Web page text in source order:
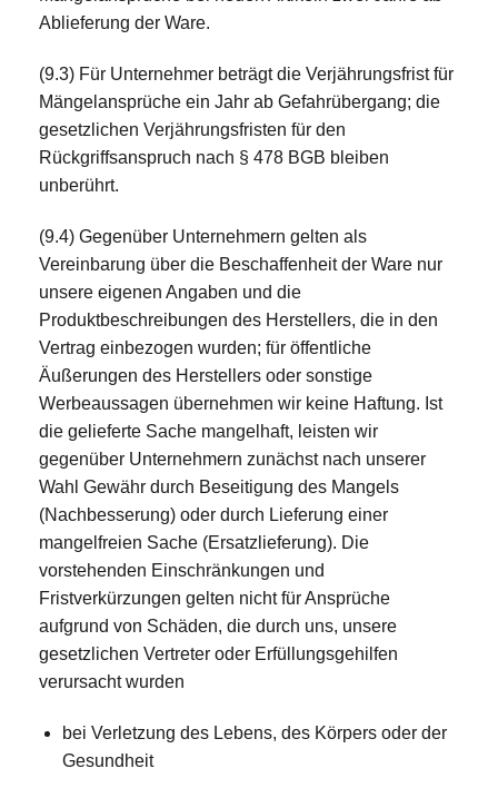
Ablieferung der Ware.
(9.3) Für Unternehmer beträgt die Verjährungsfrist für
Mängelansprüche ein Jahr ab Gefahrübergang; die
gesetzlichen Verjährungsfristen für den
Rückgriffsanspruch nach § 478 BGB bleiben
unberührt.
(9.4) Gegenüber Unternehmern gelten als
Vereinbarung über die Beschaffenheit der Ware nur
unsere eigenen Angaben und die
Produktbeschreibungen des Herstellers, die in den
Vertrag einbezogen wurden; für öffentliche
Äußerungen des Herstellers oder sonstige
Werbeaussagen übernehmen wir keine Haftung. Ist
die gelieferte Sache mangelhaft, leisten wir
gegenüber Unternehmern zunächst nach unserer
Wahl Gewähr durch Beseitigung des Mangels
(Nachbesserung) oder durch Lieferung einer
mangelfreien Sache (Ersatzlieferung). Die
vorstehenden Einschränkungen und
Fristverkürzungen gelten nicht für Ansprüche
aufgrund von Schäden, die durch uns, unsere
gesetzlichen Vertreter oder Erfüllungsgehilfen
verursacht wurden
bei Verletzung des Lebens, des Körpers oder der
Gesundheit